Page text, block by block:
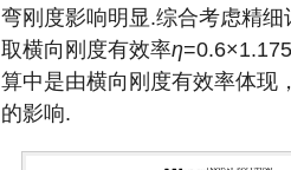
弯刚度影响明显.综合考虑精
取横向刚度有效率η
算中是由横向刚度有效率体现
的影响.